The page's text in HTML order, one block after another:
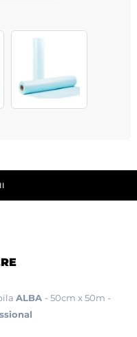
ALBA - 50cm x 50m -